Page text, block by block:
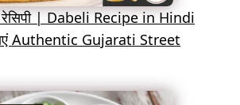
रेसिपी | Dabeli Recipe in Hindi
Authentic Gujarati Street